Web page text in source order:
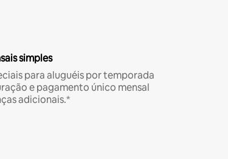
simples
para aluguéis por temporada
e pagamento único mensal
adicionais.*